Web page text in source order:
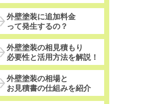
外壁塗装に追加料金
って発生するの？
外壁塗装の相見積もり
必要性と活用方法を解説！
外壁塗装の相場と
お見積書の仕組みを紹介